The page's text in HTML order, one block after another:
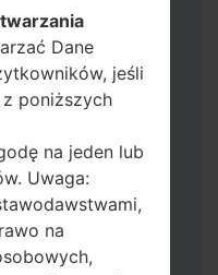
dane i aplikacje.
i przejdź do
wszystkie
klawisz zasilania,
i klawisz
klawisze
głośności,
USB.
Dane
jeśli
poniższych
na jeden lub
Uwaga:
na